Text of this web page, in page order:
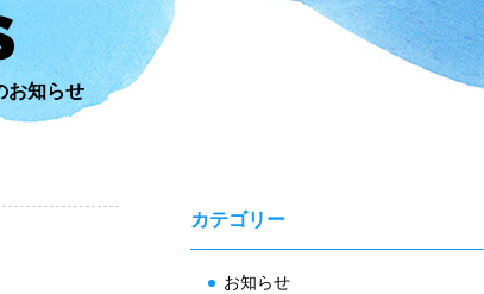
お知らせ
カテゴリー
お知らせ